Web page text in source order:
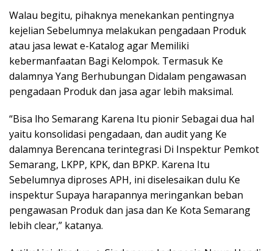
Walau begitu, pihaknya menekankan pentingnya
kejelian Sebelumnya melakukan pengadaan Produk
atau jasa lewat e-Katalog agar Memiliki
kebermanfaatan Bagi Kelompok. Termasuk Ke
dalamnya Yang Berhubungan Didalam pengawasan
pengadaan Produk dan jasa agar lebih maksimal.
“Bisa lho Semarang Karena Itu pionir Sebagai dua hal
yaitu konsolidasi pengadaan, dan audit yang Ke
dalamnya Berencana terintegrasi Di Inspektur Pemkot
Semarang, LKPP, KPK, dan BPKP. Karena Itu
Sebelumnya diproses APH, ini diselesaikan dulu Ke
inspektur Supaya harapannya meringankan beban
pengawasan Produk dan jasa dan Ke Kota Semarang
lebih clear,” katanya.